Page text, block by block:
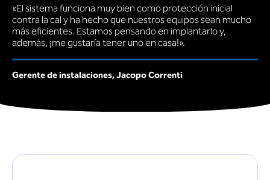
«El sistema funciona muy bien como protección inicial
contra la cal y ha hecho que nuestros equipos sean mucho
más eficientes. Estamos pensando en implantarlo y,
además, ¡me gustaría tener uno en casa!».
Gerente de instalaciones, Jacopo Correnti